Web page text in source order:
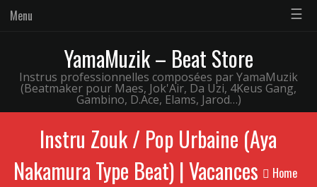
Menu ☰
YamaMuzik – Beat Store
Instrus professionnelles composées par YamaMuzik
(Beatmaker pour Maes, Jok'Air, Da Uzi, 4Keus Gang,
Gambino, D.Ace, Elams, Jarod…)
Instru Zouk / Pop Urbaine (Aya
Nakamura Type Beat) | Vacances
Home